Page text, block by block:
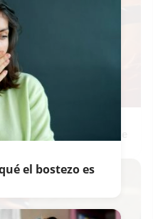
escuela ¡Cómo los de
el bostezo es